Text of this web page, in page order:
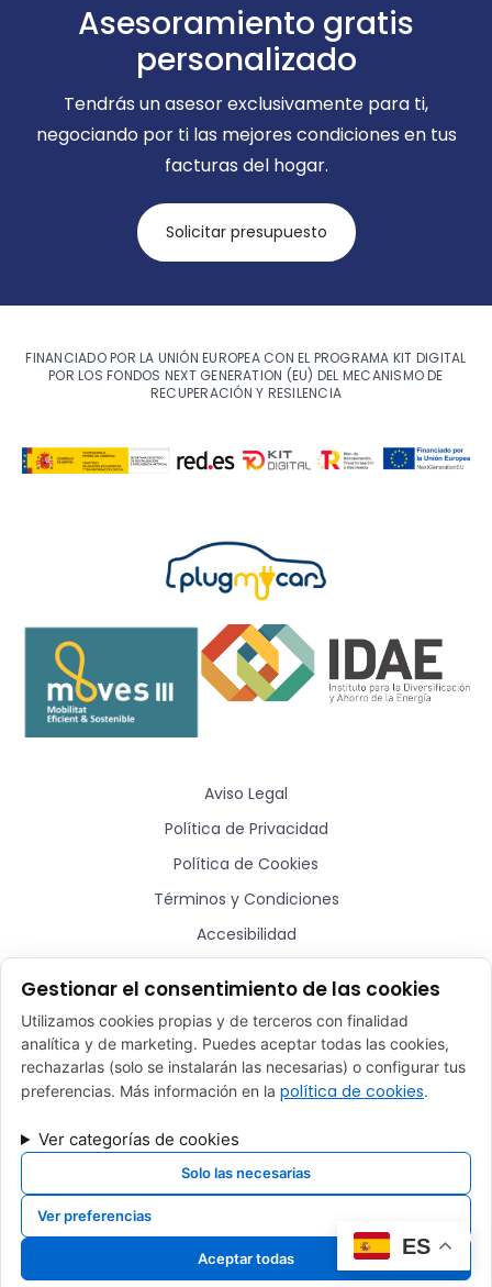
Asesoramiento gratis
personalizado
Tendrás un asesor exclusivamente para ti,
negociando por ti las mejores condiciones en tus
facturas del hogar.
Solicitar presupuesto
FINANCIADO POR LA UNIÓN EUROPEA CON EL PROGRAMA KIT DIGITAL
POR LOS FONDOS NEXT GENERATION (EU) DEL MECANISMO DE
RECUPERACIÓN Y RESILENCIA
Aviso Legal
Política de Privacidad
Política de Cookies
Términos y Condiciones
Accesibilidad
¿Hablamos?
comercial@plugmycar.es
Rafael Batlle, 16 - Barcelona (08017)
Desarrollado porXpandex
Gestionar el consentimiento de las cookies
Utilizamos cookies propias y de terceros con finalidad
analítica y de marketing. Puedes aceptar todas las cookies,
rechazarlas (solo se instalarán las necesarias) o configurar tus
preferencias. Más información en la política de cookies.
Ver categorías de cookies
Solo las necesarias
Ver preferencias
Aceptar todas
ES